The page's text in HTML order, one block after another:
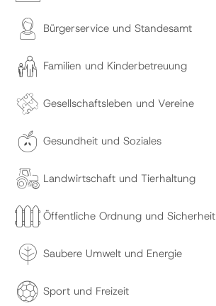
Bürgerservice und Standesamt
Familien und Kinderbetreuung
Gesellschaftsleben und Vereine
Gesundheit und Soziales
Landwirtschaft und Tierhaltung
Öffentliche Ordnung und Sicherheit
Saubere Umwelt und Energie
Sport und Freizeit